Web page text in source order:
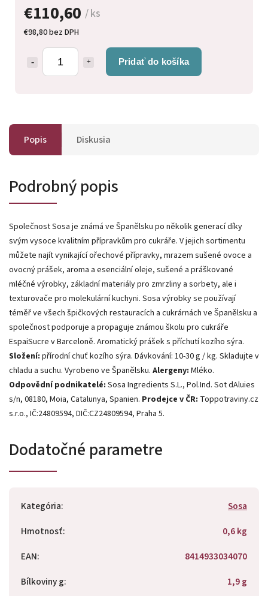
€110,60 / ks
€98,80 bez DPH
Pridať do košíka
Popis Diskusia
Podrobný popis
Společnost Sosa je známá ve Španělsku po několik generací díky
svým vysoce kvalitním přípravkům pro cukráře. V jejich sortimentu
můžete najít vynikající ořechové přípravky, mrazem sušené ovoce a
ovocný prášek, aroma a esenciální oleje, sušené a práškované
mléčné výrobky, základní materiály pro zmrzliny a sorbety, ale i
texturovače pro molekulární kuchyni. Sosa výrobky se používají
téměř ve všech špičkových restauracích a cukrárnách ve Španělsku a
společnost podporuje a propaguje známou školu pro cukráře
EspaiSucre v Barceloně. Aromatický prášek s příchutí kozího sýra.
Složení: přírodní chuť kozího sýra. Dávkování: 10-30 g / kg. Skladujte v
chladu a suchu. Vyrobeno ve Španělsku. Alergeny: Mléko.
Odpovědní podnikatelé: Sosa Ingredients S.L., Pol.Ind. Sot dAluies
s/n, 08180, Moia, Catalunya, Spanien. Prodejce v ČR: Toppotraviny.cz
s.r.o., IČ:24809594, DIČ:CZ24809594, Praha 5.
Dodatočné parametre
Kategória:
Sosa
Hmotnosť:
0,6 kg
EAN:
8414933034070
Bílkoviny g:
1,9 g